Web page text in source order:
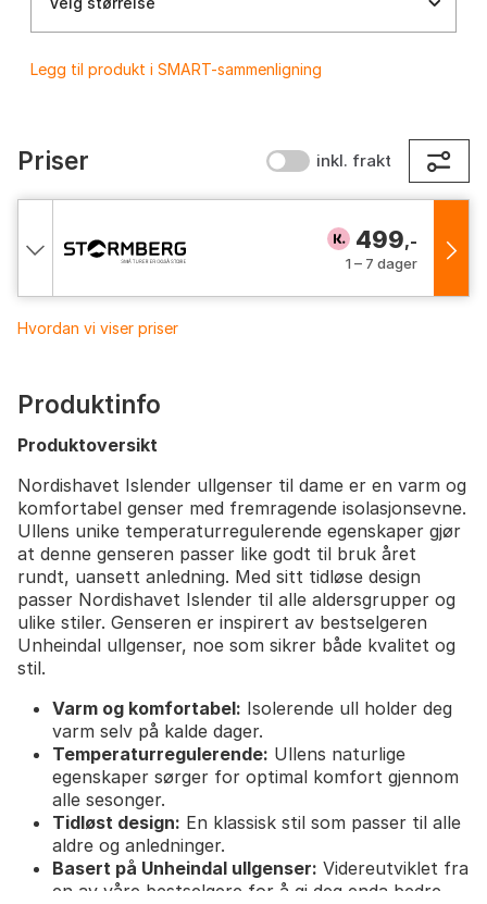
Legg til produkt i SMART-sammenligning
Priser inkl. frakt
499,-
1 – 7 dager
Hvordan vi viser priser
Produktinfo
Produktoversikt
Nordishavet Islender ullgenser til dame er en varm og
komfortabel genser med fremragende isolasjonsevne.
Ullens unike temperaturregulerende egenskaper gjør
at denne genseren passer like godt til bruk året
rundt, uansett anledning. Med sitt tidløse design
passer Nordishavet Islender til alle aldersgrupper og
ulike stiler. Genseren er inspirert av bestselgeren
Unheindal ullgenser, noe som sikrer både kvalitet og
stil.
Varm og komfortabel: Isolerende ull holder deg
varm selv på kalde dager.
Temperaturregulerende: Ullens naturlige
egenskaper sørger for optimal komfort gjennom
alle sesonger.
Tidløst design: En klassisk stil som passer til alle
aldre og anledninger.
Basert på Unheindal ullgenser: Videreutviklet fra
en av våre bestselgere for å gi deg enda bedre